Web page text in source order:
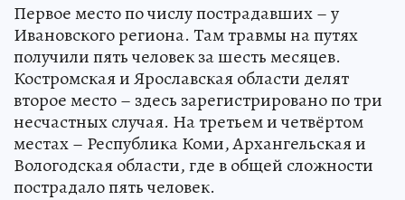
Первое место по числу пострадавших – у
Ивановского региона. Там травмы на путях
получили пять человек за шесть месяцев.
Костромская и Ярославская области делят
второе место – здесь зарегистрировано по три
несчастных случая. На третьем и четвёртом
местах – Республика Коми, Архангельская и
Вологодская области, где в общей сложности
пострадало пять человек.